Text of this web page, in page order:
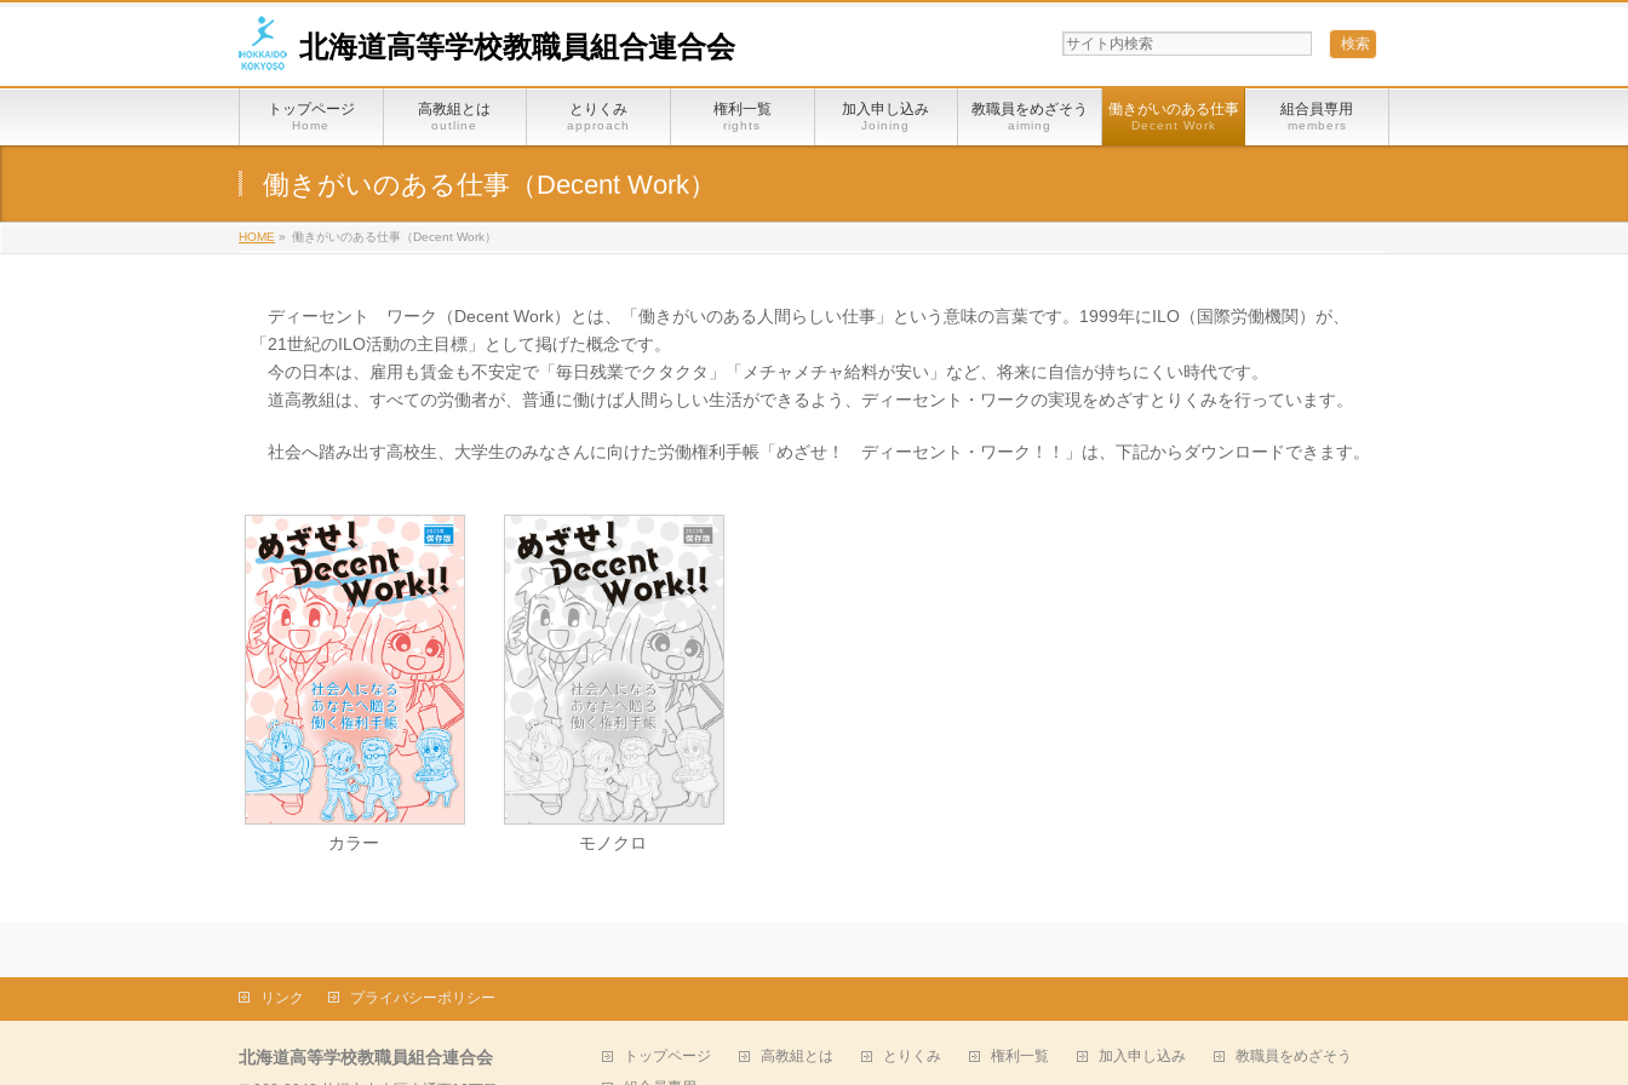
北海道高等学校教職員組合連合会
トップページ
Home
高教組とは
outline
とりくみ
approach
権利一覧
rights
加入申し込み
Joining
教職員をめざそう
aiming
働きがいのある仕事
Decent Work
組合員専用
members
働きがいのある仕事（Decent Work）
HOME » 働きがいのある仕事（Decent Work）
ディーセント ワーク（Decent Work）とは、「働きがいのある人間らしい仕事」という意味の言葉です。1999年にILO（国際労働機関）が、
「21世紀のILO活動の主目標」として掲げた概念です。
今の日本は、雇用も賃金も不安定で「毎日残業でクタクタ」「メチャメチャ給料が安い」など、将来に自信が持ちにくい時代です。
道高教組は、すべての労働者が、普通に働けば人間らしい生活ができるよう、ディーセント・ワークの実現をめざすとりくみを行っています。
社会へ踏み出す高校生、大学生のみなさんに向けた労働権利手帳「めざせ！ ディーセント・ワーク！！」は、下記からダウンロードできます。
カラー モノクロ
リンク プライバシーポリシー
北海道高等学校教職員組合連合会 トップページ 高教組とは とりくみ 権利一覧 加入申し込み
教職員をめざそう